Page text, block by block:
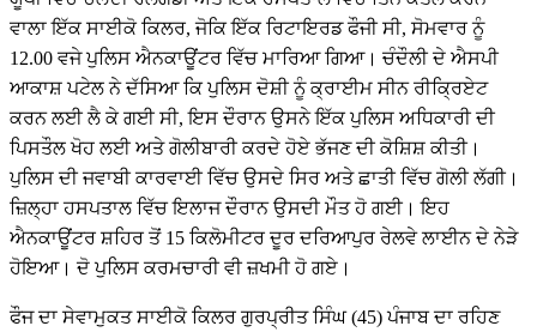
ਵਾਲਾ ਇੱਕ ਸਾਈਕੋ ਕਿਲਰ, ਜੋਕਿ ਇੱਕ ਰਿਟਾਇਰਡ ਫੌਜੀ ਸੀ, ਸੋਮਵਾਰ ਨੂੰ
12.00 ਵਜੇ ਪੁਲਿਸ ਐਨਕਾਊਂਟਰ ਵਿੱਚ ਮਾਰਿਆ ਗਿਆ। ਚੰਦੌਲੀ ਦੇ ਐਸਪੀ
ਆਕਾਸ਼ ਪਟੇਲ ਨੇ ਦੱਸਿਆ ਕਿ ਪੁਲਿਸ ਦੋਸ਼ੀ ਨੂੰ ਕ੍ਰਾਈਮ ਸੀਨ ਰੀਕ੍ਰਿਏਟ
ਕਰਨ ਲਈ ਲੈ ਕੇ ਗਈ ਸੀ, ਇਸ ਦੌਰਾਨ ਉਸਨੇ ਇੱਕ ਪੁਲਿਸ ਅਧਿਕਾਰੀ ਦੀ
ਪਿਸਤੌਲ ਖੋਹ ਲਈ ਅਤੇ ਗੋਲੀਬਾਰੀ ਕਰਦੇ ਹੋਏ ਭੱਜਣ ਦੀ ਕੋਸ਼ਿਸ਼ ਕੀਤੀ।
ਪੁਲਿਸ ਦੀ ਜਵਾਬੀ ਕਾਰਵਾਈ ਵਿੱਚ ਉਸਦੇ ਸਿਰ ਅਤੇ ਛਾਤੀ ਵਿੱਚ ਗੋਲੀ ਲੱਗੀ।
ਜ਼ਿਲ੍ਹਾ ਹਸਪਤਾਲ ਵਿੱਚ ਇਲਾਜ ਦੌਰਾਨ ਉਸਦੀ ਮੌਤ ਹੋ ਗਈ। ਇਹ
ਐਨਕਾਊਂਟਰ ਸ਼ਹਿਰ ਤੋਂ 15 ਕਿਲੋਮੀਟਰ ਦੂਰ ਦਰਿਆਪੁਰ ਰੇਲਵੇ ਲਾਈਨ ਦੇ ਨੇੜੇ
ਹੋਇਆ। ਦੋ ਪੁਲਿਸ ਕਰਮਚਾਰੀ ਵੀ ਜ਼ਖਮੀ ਹੋ ਗਏ।
ਫੌਜ ਦਾ ਸੇਵਾਮੁਕਤ ਸਾਈਕੋ ਕਿਲਰ ਗੁਰਪ੍ਰੀਤ ਸਿੰਘ (45) ਪੰਜਾਬ ਦਾ ਰਹਿਣ